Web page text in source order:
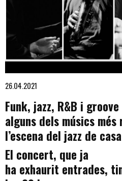
Diapositiva 1 de 1
26.04.2021
Funk, jazz, R&B i
alguns dels músics
l’escena del jazz de
El concert, que ja
ha exhaurit entrades,